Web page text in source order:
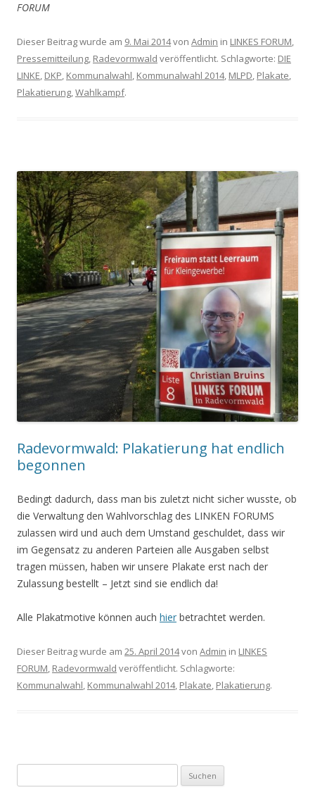
FORUM
Dieser Beitrag wurde am 9. Mai 2014von Admin in LINKES FORUM,
Pressemitteilung, Radevormwald veröffentlicht. Schlagworte: DIE
LINKE, DKP, Kommunalwahl, Kommunalwahl 2014, MLPD, Plakate,
Plakatierung,Wahlkampf.
Radevormwald: Plakatierung hat endlich
begonnen
Bedingt dadurch, dass man bis zuletzt nicht sicher wusste, ob
die Verwaltung den Wahlvorschlag des LINKEN FORUMS
zulassen wird und auch dem Umstand geschuldet, dass wir
im Gegensatz zu anderen Parteien alle Ausgaben selbst
tragen müssen, haben wir unsere Plakate erst nach der
Zulassung bestellt – Jetzt sind sie endlich da!
Alle Plakatmotive können auch hier betrachtet werden.
Dieser Beitrag wurde am 25. April 2014von Admin in LINKES
FORUM, Radevormwald veröffentlicht. Schlagworte:
Kommunalwahl, Kommunalwahl 2014, Plakate, Plakatierung.